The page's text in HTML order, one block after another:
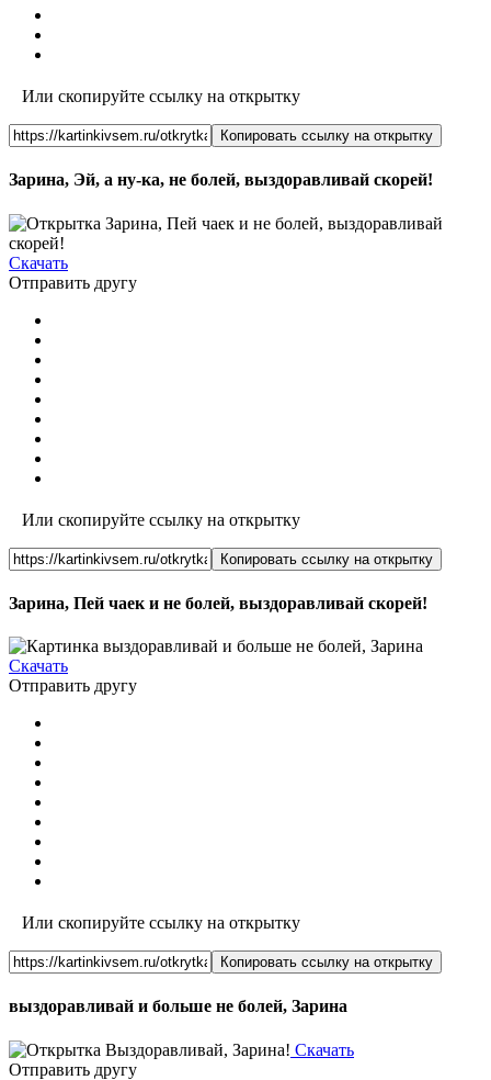
Или скопируйте ссылку на открытку
Копировать ссылку на открытку
Зарина, Эй, а ну-ка, не болей, выздоравливай скорей!
Скачать
Отправить другу
Или скопируйте ссылку на открытку
Копировать ссылку на открытку
Зарина, Пей чаек и не болей, выздоравливай скорей!
Скачать
Отправить другу
Или скопируйте ссылку на открытку
Копировать ссылку на открытку
выздоравливай и больше не болей, Зарина
Скачать
Отправить другу